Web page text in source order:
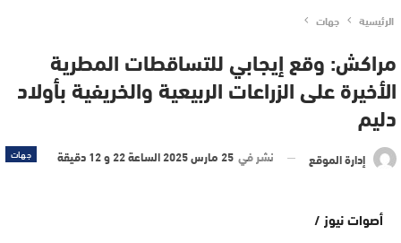
الرئيسية جهات
مراكش: وقع إيجابي للتساقطات المطرية
الأخيرة على الزراعات الربيعية والخريفية بأولاد
دليم
جهات إدارة الموقع نشر في 25 مارس 2025 الساعة 22 و 12 دقيقة
أصوات نيوز /